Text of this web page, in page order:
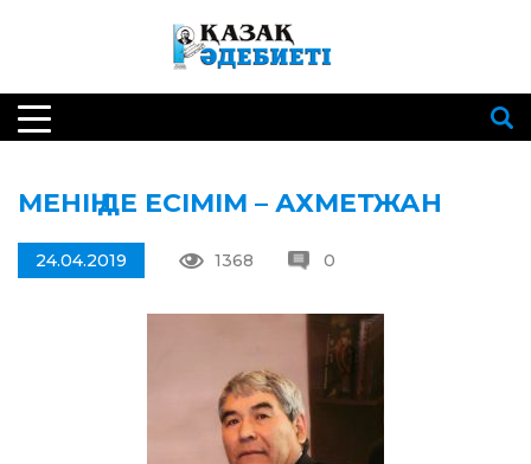
МЕНІҢ ДЕ ЕСІМІМ – АХМЕТЖАН
24.04.2019 1368 0